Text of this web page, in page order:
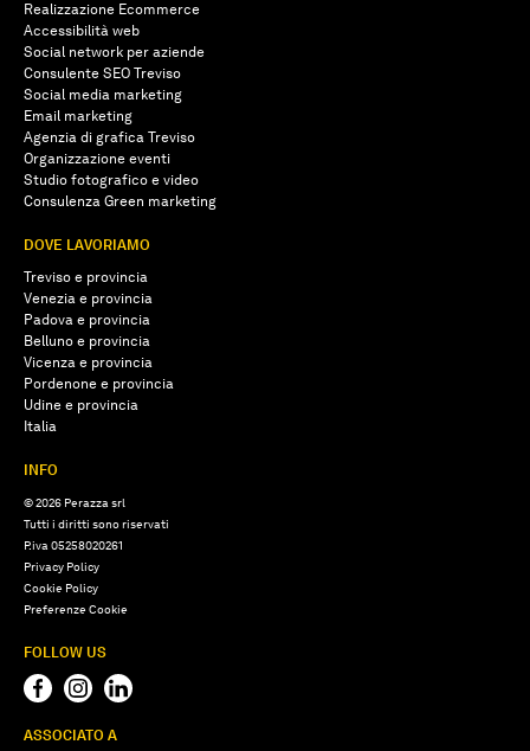
Realizzazione Ecommerce
Accessibilità web
Social network per aziende
Consulente SEO Treviso
Social media marketing
Email marketing
Agenzia di grafica Treviso
Organizzazione eventi
Studio fotografico e video
Consulenza Green marketing
DOVE LAVORIAMO
Treviso e provincia
Venezia e provincia
Padova e provincia
Belluno e provincia
Vicenza e provincia
Pordenone e provincia
Udine e provincia
Italia
INFO
© 2026 Perazza srl
Tutti i diritti sono riservati
P.iva 05258020261
Privacy Policy
Cookie Policy
Preferenze Cookie
FOLLOW US
ASSOCIATO A